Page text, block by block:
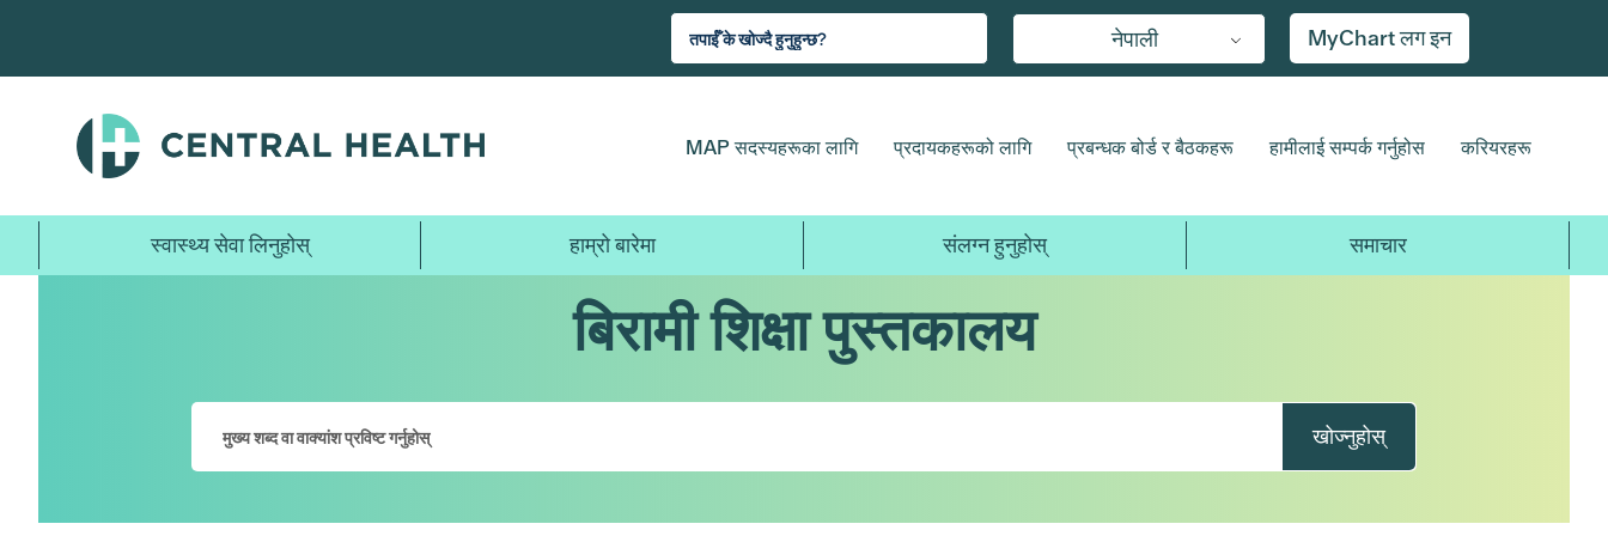
जानुहोस्
नेपाली MyChart लग इन
MAP सदस्यहरूका लागि प्रदायकहरूको लागि प्रबन्धक बोर्ड र बैठकहरू हामीलाई सम्पर्क गर्नुहोस करियरहरू
स्वास्थ्य सेवा लिनुहोस् हाम्रो बारेमा संलग्न हुनुहोस् समाचार
बिरामी शिक्षा पुस्तकालय
खोज्नुहोस्